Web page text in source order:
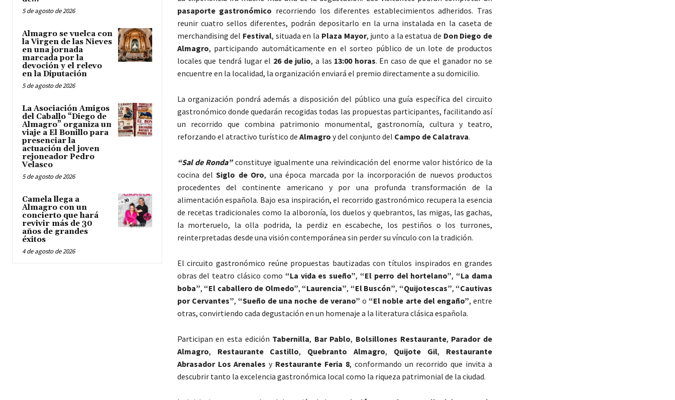
5 de agosto de 2026
Almagro se vuelca con
la Virgen de las Nieves
en una jornada
marcada por la
devoción y el relevo
en la Diputación
5 de agosto de 2026
La Asociación Amigos
del Caballo “Diego de
Almagro” organiza un
viaje a El Bonillo para
presenciar la
actuación del joven
rejoneador Pedro
Velasco
5 de agosto de 2026
Camela llega a
Almagro con un
concierto que hará
revivir más de 30
años de grandes
éxitos
4 de agosto de 2026
pasaporte gastronómico recorriendo los diferentes establecimientos adheridos. Tras
reunir cuatro sellos diferentes, podrán depositarlo en la urna instalada en la caseta de
merchandising del Festival, situada en la Plaza Mayor, junto a la estatua de Don Diego de
Almagro, participando automáticamente en el sorteo público de un lote de productos
locales que tendrá lugar el 26 de julio, a las 13:00 horas. En caso de que el ganador no se
encuentre en la localidad, la organización enviará el premio directamente a su domicilio.
La organización pondrá además a disposición del público una guía específica del circuito
gastronómico donde quedarán recogidas todas las propuestas participantes, facilitando así
un recorrido que combina patrimonio monumental, gastronomía, cultura y teatro,
reforzando el atractivo turístico de Almagro y del conjunto del Campo de Calatrava.
“Sal de Ronda”constituye igualmente una reivindicación del enorme valor histórico de la
cocina delSiglo de Oro, una época marcada por la incorporación de nuevos productos
procedentes del continente americano y por una profunda transformación de la
alimentación española. Bajo esa inspiración, el recorrido gastronómico recupera la esencia
de recetas tradicionales como la alboronía, los duelos y quebrantos, las migas, las gachas,
la morteruelo, la olla podrida, la perdiz en escabeche, los pestiños o los turrones,
reinterpretadas desde una visión contemporánea sin perder su vínculo con la tradición.
El circuito gastronómico reúne propuestas bautizadas con títulos inspirados en grandes
obras del teatro clásico como “La vida es sueño”, “El perro del hortelano”,“La dama
boba”,“El caballero de Olmedo”,“Laurencia”, “El Buscón”, “Quijotescas”,“Cautivas
por Cervantes”, “Sueño de una noche de verano” o“El noble arte del engaño”, entre
otras, convirtiendo cada degustación en un homenaje a la literatura clásica española.
Participan en esta edición Tabernilla, Bar Pablo, Bolsillones Restaurante, Parador de
Almagro, Restaurante Castillo, Quebranto Almagro, Quijote Gil, Restaurante
Abrasador Los Arenales y Restaurante Feria 8, conformando un recorrido que invita a
descubrir tanto la excelencia gastronómica local como la riqueza patrimonial de la ciudad.